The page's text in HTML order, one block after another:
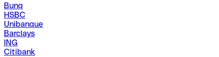
Bunq
HSBC
Unibanque
Barclays
ING
Citibank